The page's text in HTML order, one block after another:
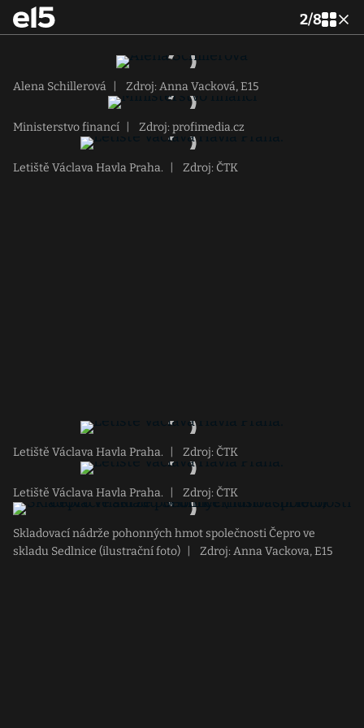
2/8
Alena Schillerová Zdroj: Anna Vacková, E15
Ministerstvo financí Zdroj: profimedia.cz
Letiště Václava Havla Praha. Zdroj: ČTK
Letiště Václava Havla Praha. Zdroj: ČTK
Letiště Václava Havla Praha. Zdroj: ČTK
Skladovací nádrže pohonných hmot společnosti Čepro ve
skladu Sedlnice (ilustrační foto)
Zdroj: Anna Vackova, E15